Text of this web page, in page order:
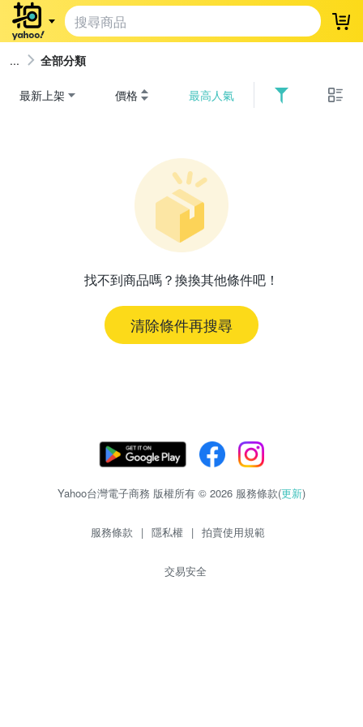
登
全部分類
最新上架 價格 最高人氣
找不到商品嗎？換換其他條件吧！
清除條件再搜尋
Yahoo台灣電子商務 版權所有 © 2026 服務條款(更新)
服務條款 | 隱私權 | 拍賣使用規範
交易安全